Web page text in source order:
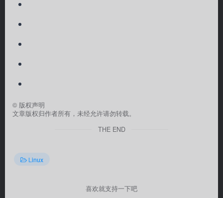
© 版权声明
文章版权归作者所有，未经允许请勿转载。
THE END
Linux
喜欢就支持一下吧